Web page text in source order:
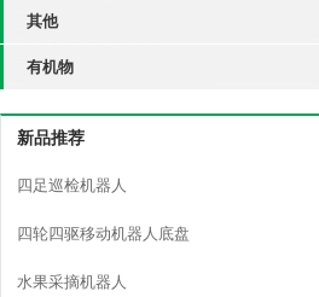
其他
有机物
新品推荐
四足巡检机器人
四轮四驱移动机器人底盘
水果采摘机器人